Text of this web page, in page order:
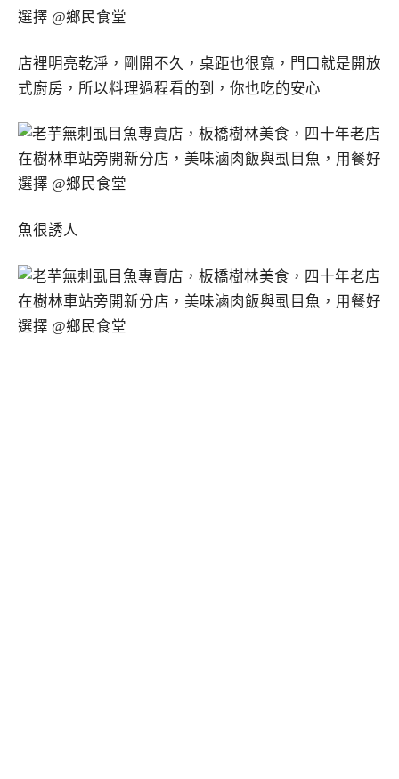
店裡明亮乾淨，剛開不久，桌距也很寬，門口就是開放
式廚房，所以料理過程看的到，你也吃的安心
魚很誘人